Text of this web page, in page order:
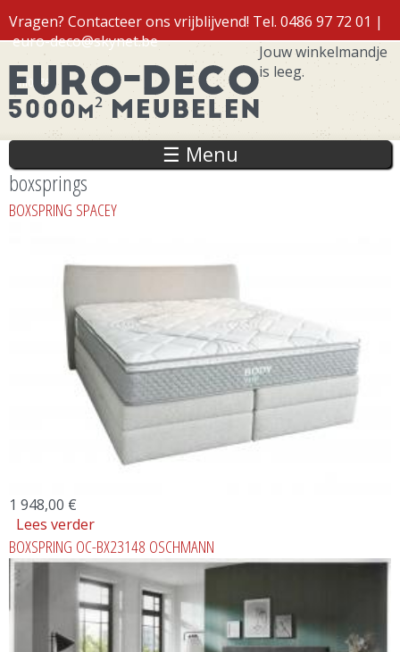
en naar
de inhoud
gaan
Vragen? Contacteer ons vrijblijvend! Tel. 0486 97 72 01 |
euro-deco@skynet.be
Inloggen
Jouw winkelmandje
is leeg.
☰ Menu
boxsprings
BOXSPRING SPACEY
1 948,00 €
Lees verder
BOXSPRING OC-BX23148 OSCHMANN